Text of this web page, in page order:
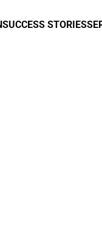
SUCCESS STORIES